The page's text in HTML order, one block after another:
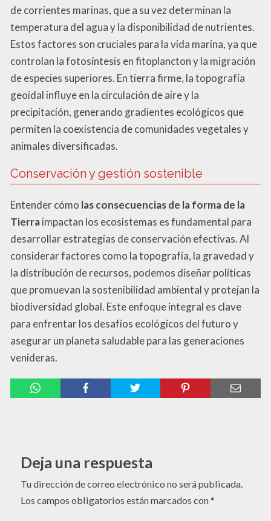
de corrientes marinas, que a su vez determinan la
temperatura del agua y la disponibilidad de nutrientes.
Estos factores son cruciales para la vida marina, ya que
controlan la fotosíntesis en fitoplancton y la migración
de especies superiores. En tierra firme, la topografía
geoidal influye en la circulación de aire y la
precipitación, generando gradientes ecológicos que
permiten la coexistencia de comunidades vegetales y
animales diversificadas.
Conservación y gestión sostenible
Entender cómo las consecuencias de la forma de la
Tierraimpactan los ecosistemas es fundamental para
desarrollar estrategias de conservación efectivas. Al
considerar factores como la topografía, la gravedad y
la distribución de recursos, podemos diseñar políticas
que promuevan la sostenibilidad ambiental y protejan la
biodiversidad global. Este enfoque integral es clave
para enfrentar los desafíos ecológicos del futuro y
asegurar un planeta saludable para las generaciones
venideras.
Deja una respuesta
Tu dirección de correo electrónico no será publicada.
Los campos obligatorios están marcados con*